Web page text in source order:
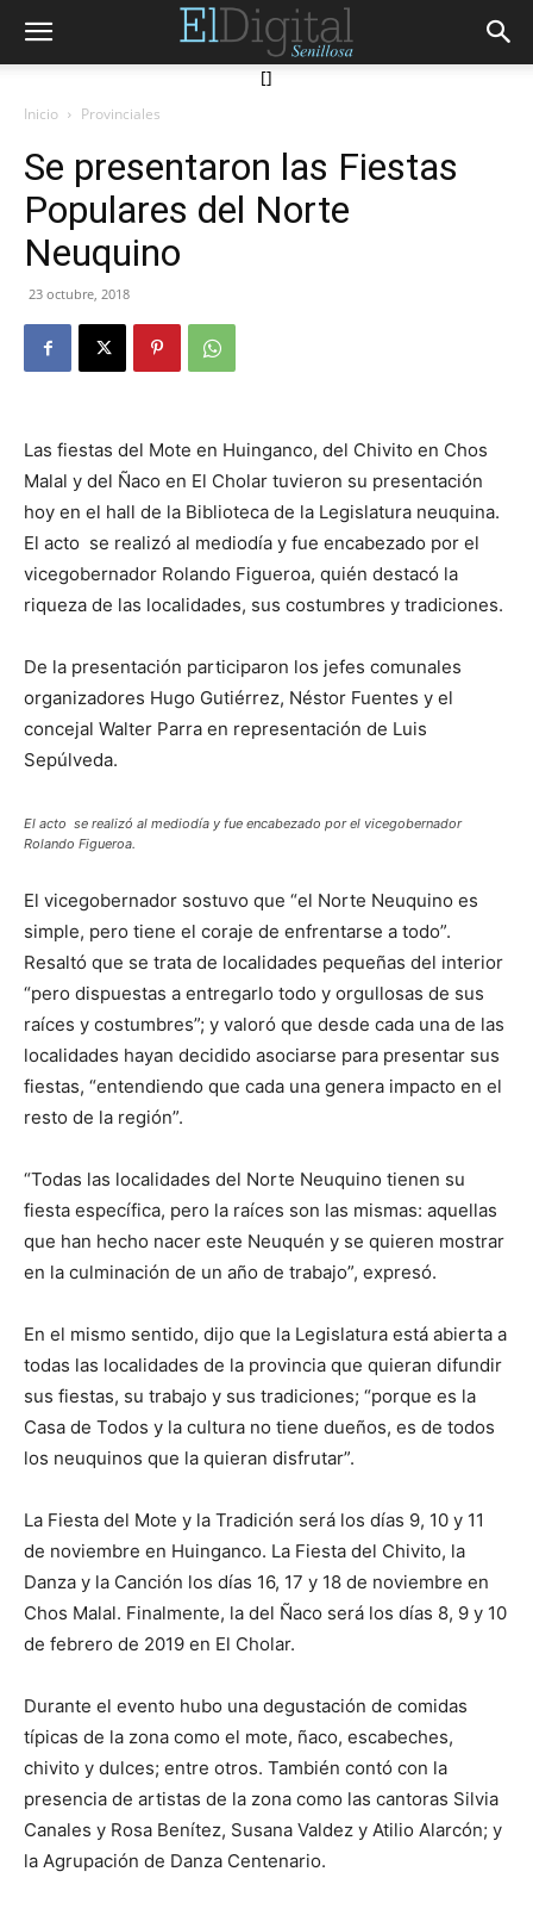
[]
Inicio Provinciales
Se presentaron las Fiestas
Populares del Norte
Neuquino
23 octubre, 2018
Las fiestas del Mote en Huinganco, del Chivito en Chos
Malal y del Ñaco en El Cholar tuvieron su presentación
hoy en el hall de la Biblioteca de la Legislatura neuquina.
El acto se realizó al mediodía y fue encabezado por el
vicegobernador Rolando Figueroa, quién destacó la
riqueza de las localidades, sus costumbres y tradiciones.
De la presentación participaron los jefes comunales
organizadores Hugo Gutiérrez, Néstor Fuentes y el
concejal Walter Parra en representación de Luis
Sepúlveda.
El acto se realizó al mediodía y fue encabezado por el vicegobernador
Rolando Figueroa.
El vicegobernador sostuvo que “el Norte Neuquino es
simple, pero tiene el coraje de enfrentarse a todo”.
Resaltó que se trata de localidades pequeñas del interior
“pero dispuestas a entregarlo todo y orgullosas de sus
raíces y costumbres”; y valoró que desde cada una de las
localidades hayan decidido asociarse para presentar sus
fiestas, “entendiendo que cada una genera impacto en el
resto de la región”.
“Todas las localidades del Norte Neuquino tienen su
fiesta específica, pero la raíces son las mismas: aquellas
que han hecho nacer este Neuquén y se quieren mostrar
en la culminación de un año de trabajo”, expresó.
En el mismo sentido, dijo que la Legislatura está abierta a
todas las localidades de la provincia que quieran difundir
sus fiestas, su trabajo y sus tradiciones; “porque es la
Casa de Todos y la cultura no tiene dueños, es de todos
los neuquinos que la quieran disfrutar”.
La Fiesta del Mote y la Tradición será los días 9, 10 y 11
de noviembre en Huinganco. La Fiesta del Chivito, la
Danza y la Canción los días 16, 17 y 18 de noviembre en
Chos Malal. Finalmente, la del Ñaco será los días 8, 9 y 10
de febrero de 2019 en El Cholar.
Durante el evento hubo una degustación de comidas
típicas de la zona como el mote, ñaco, escabeches,
chivito y dulces; entre otros. También contó con la
presencia de artistas de la zona como las cantoras Silvia
Canales y Rosa Benítez, Susana Valdez y Atilio Alarcón; y
la Agrupación de Danza Centenario.